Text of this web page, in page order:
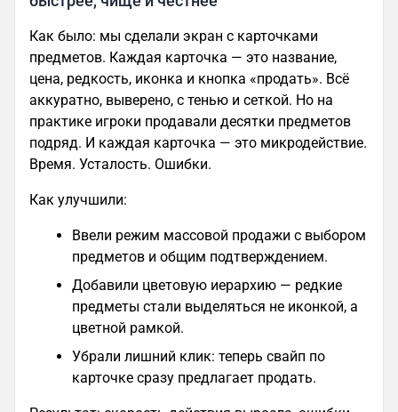
Как было: мы сделали экран с карточками
предметов. Каждая карточка — это название,
цена, редкость, иконка и кнопка «продать». Всё
аккуратно, выверено, с тенью и сеткой. Но на
практике игроки продавали десятки предметов
подряд. И каждая карточка — это микродействие.
Время. Усталость. Ошибки.
Как улучшили:
Ввели режим массовой продажи с выбором
предметов и общим подтверждением.
Добавили цветовую иерархию — редкие
предметы стали выделяться не иконкой, а
цветной рамкой.
Убрали лишний клик: теперь свайп по
карточке сразу предлагает продать.